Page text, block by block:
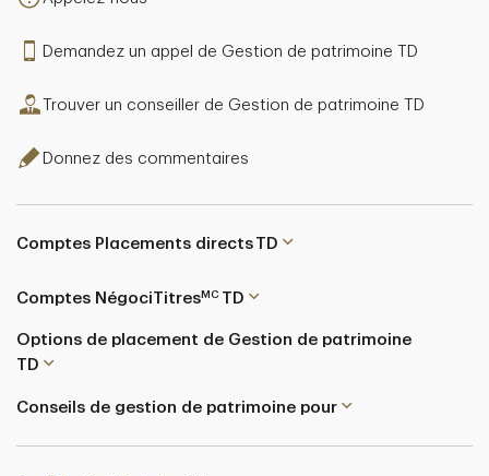
Demandez un appel de Gestion de patrimoine TD
Trouver un conseiller de Gestion de patrimoine TD
Donnez des commentaires
Comptes Placements directs TD
Comptes NégociTitres MC TD
Options de placement de Gestion de patrimoine
TD
Conseils de gestion de patrimoine pour